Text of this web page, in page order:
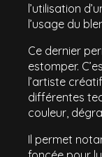
l’utilisation
l’usage du
Ce dernier
estomper.
l’artiste
différentes
couleur,
Il permet